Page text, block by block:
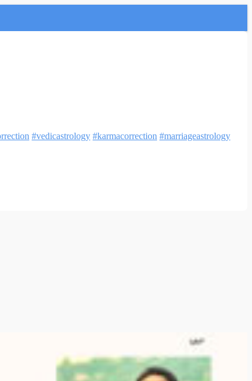
#vedicastrology #karmacorrection #marriageastrology